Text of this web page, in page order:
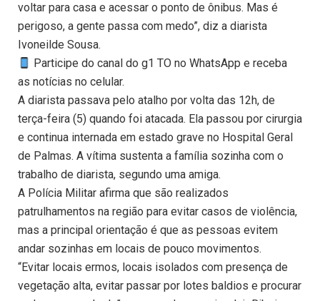
voltar para casa e acessar o ponto de ônibus. Mas é
perigoso, a gente passa com medo”, diz a diarista
Ivoneilde Sousa.
Participe do canal do g1 TO no WhatsApp e receba
as notícias no celular.
A diarista passava pelo atalho por volta das 12h, de
terça-feira (5) quando foi atacada. Ela passou por cirurgia
e continua internada em estado grave no Hospital Geral
de Palmas. A vítima sustenta a família sozinha com o
trabalho de diarista, segundo uma amiga.
A Polícia Militar afirma que são realizados
patrulhamentos na região para evitar casos de violência,
mas a principal orientação é que as pessoas evitem
andar sozinhas em locais de pouco movimentos.
“Evitar locais ermos, locais isolados com presença de
vegetação alta, evitar passar por lotes baldios e procurar